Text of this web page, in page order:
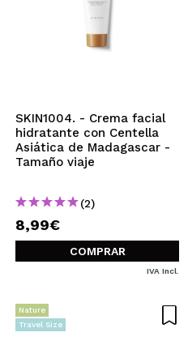
SKIN1004. - Crema facial
hidratante con Centella
Asiática de Madagascar -
Tamaño viaje
(2)
8,99€
COMPRAR
IVA Incl.
Nature
Travel Size